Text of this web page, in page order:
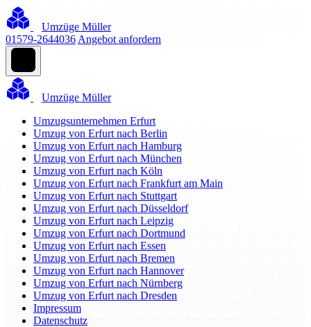
Umzüge Müller
01579-2644036 Angebot anfordern
Umzüge Müller
Umzugsunternehmen Erfurt
Umzug von Erfurt nach Berlin
Umzug von Erfurt nach Hamburg
Umzug von Erfurt nach München
Umzug von Erfurt nach Köln
Umzug von Erfurt nach Frankfurt am Main
Umzug von Erfurt nach Stuttgart
Umzug von Erfurt nach Düsseldorf
Umzug von Erfurt nach Leipzig
Umzug von Erfurt nach Dortmund
Umzug von Erfurt nach Essen
Umzug von Erfurt nach Bremen
Umzug von Erfurt nach Hannover
Umzug von Erfurt nach Nürnberg
Umzug von Erfurt nach Dresden
Impressum
Datenschutz